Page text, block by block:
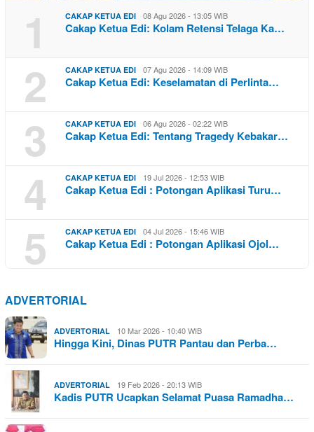
1 CAKAP KETUA EDI 08 Agu 2026 - 13:05 WIB
Cakap Ketua Edi: Kolam Retensi Telaga Ka…
2 CAKAP KETUA EDI 07 Agu 2026 - 14:09 WIB
Cakap Ketua Edi: Keselamatan di Perlinta…
3 CAKAP KETUA EDI 06 Agu 2026 - 02:22 WIB
Cakap Ketua Edi: Tentang Tragedy Kebakar…
4 CAKAP KETUA EDI 19 Jul 2026 - 12:53 WIB
Cakap Ketua Edi : Potongan Aplikasi Turu…
5 CAKAP KETUA EDI 04 Jul 2026 - 15:46 WIB
Cakap Ketua Edi : Potongan Aplikasi Ojol…
ADVERTORIAL
ADVERTORIAL 10 Mar 2026 - 10:40 WIB
Hingga Kini, Dinas PUTR Pantau dan Perba…
ADVERTORIAL 19 Feb 2026 - 20:13 WIB
Kadis PUTR Ucapkan Selamat Puasa Ramadha…